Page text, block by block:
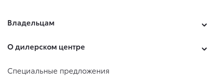
Владельцам
О дилерском центре
Специальные предложения